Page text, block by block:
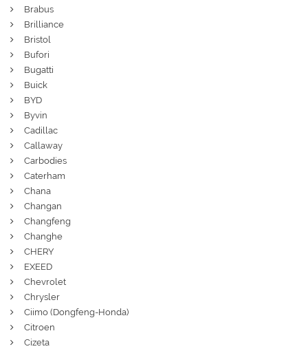
Brabus
Brilliance
Bristol
Bufori
Bugatti
Buick
BYD
Byvin
Cadillac
Callaway
Carbodies
Caterham
Chana
Changan
Changfeng
Changhe
CHERY
EXEED
Chevrolet
Chrysler
Ciimo (Dongfeng-Honda)
Citroen
Cizeta